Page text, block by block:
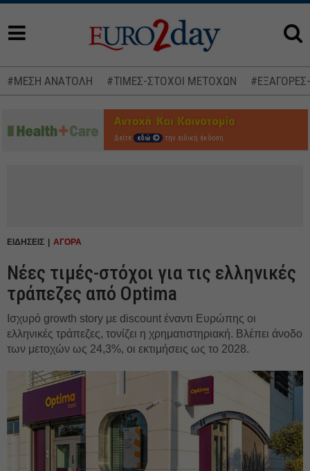
#ΜΕΣΗ ΑΝΑΤΟΛΗ #ΤΙΜΕΣ-ΣΤΟΧΟΙ ΜΕΤΟΧΩΝ
Δείτε εδώ την ειδική έκδοση
ΕΙΔΗΣΕΙΣ ΑΓΟΡΑ
Νέες τιμές-στόχοι για τις ελληνικές
τράπεζες από Optima
Ισχυρό growth story με discount έναντι Ευρώπης οι
ελληνικές τράπεζες, τονίζει η χρηματιστηριακή. Βλέπει άνοδο
των μετοχών ως 24,3%, οι εκτιμήσεις ως το 2028.